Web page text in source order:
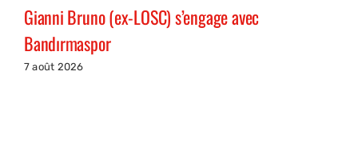
Gianni Bruno (ex-LOSC) s’engage avec
Bandırmaspor
7 août 2026